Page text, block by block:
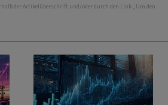
der Artikelüberschrift und/oder durch den Link „Um den